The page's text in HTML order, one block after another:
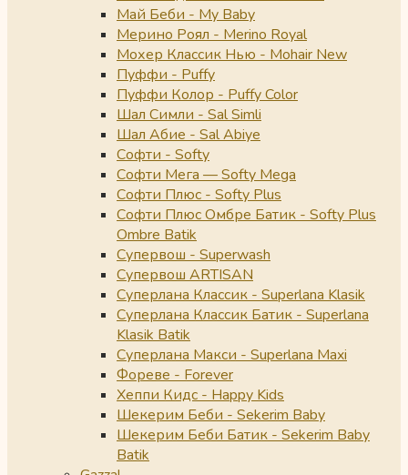
Май Беби - My Baby
Мерино Роял - Merino Royal
Мохер Классик Нью - Mohair New
Пуффи - Puffy
Пуффи Колор - Puffy Color
Шал Симли - Sal Simli
Шал Абие - Sal Abiye
Софти - Softy
Софти Мега — Softy Mega
Софти Плюс - Softy Plus
Софти Плюс Омбре Батик - Softy Plus
Ombre Batik
Супервош - Superwash
Супервош ARTISAN
Суперлана Классик - Superlana Klasik
Суперлана Классик Батик - Superlana
Klasik Batik
Суперлана Макси - Superlana Maxi
Фореве - Forever
Хеппи Кидс - Happy Kids
Шекерим Беби - Sekerim Baby
Шекерим Беби Батик - Sekerim Baby
Batik